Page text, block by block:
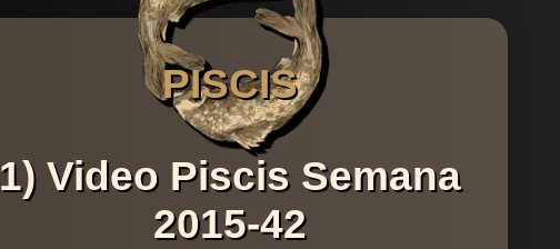
PISCIS
1) Video Piscis Semana
2015-42